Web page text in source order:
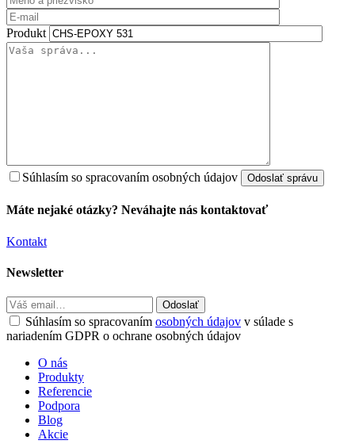
Produkt
Súhlasím so spracovaním osobných údajov
Máte nejaké otázky? Neváhajte nás kontaktovať
Kontakt
Newsletter
Súhlasím so spracovaním osobných údajov v súlade s
nariadením GDPR o ochrane osobných údajov
O nás
Produkty
Referencie
Podpora
Blog
Akcie